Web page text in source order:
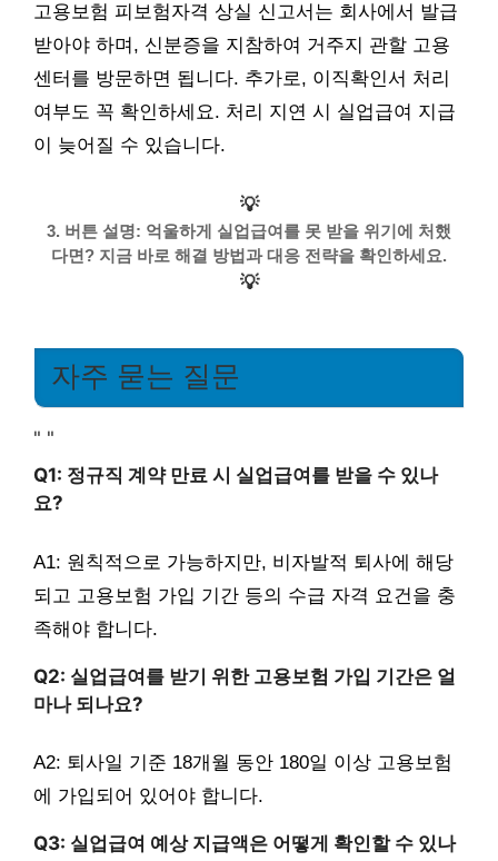
고용보험 피보험자격 상실 신고서는 회사에서 발급
받아야 하며, 신분증을 지참하여 거주지 관할 고용
센터를 방문하면 됩니다. 추가로, 이직확인서 처리
여부도 꼭 확인하세요. 처리 지연 시 실업급여 지급
이 늦어질 수 있습니다.
💡
3. 버튼 설명: 억울하게 실업급여를 못 받을 위기에 처했
다면? 지금 바로 해결 방법과 대응 전략을 확인하세요.
💡
자주 묻는 질문
" "
Q1: 정규직 계약 만료 시 실업급여를 받을 수 있나
요?
A1: 원칙적으로 가능하지만, 비자발적 퇴사에 해당
되고 고용보험 가입 기간 등의 수급 자격 요건을 충
족해야 합니다.
Q2: 실업급여를 받기 위한 고용보험 가입 기간은 얼
마나 되나요?
A2: 퇴사일 기준 18개월 동안 180일 이상 고용보험
에 가입되어 있어야 합니다.
Q3: 실업급여 예상 지급액은 어떻게 확인할 수 있나